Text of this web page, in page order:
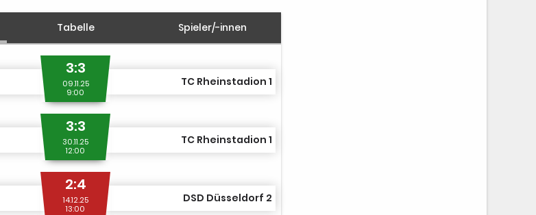
Tabelle Spieler/-innen
3:3
09.11.25
9:00
TC Rheinstadion 1
3:3
30.11.25
12:00
TC Rheinstadion 1
2:4
14.12.25
13:00
DSD Düsseldorf 2